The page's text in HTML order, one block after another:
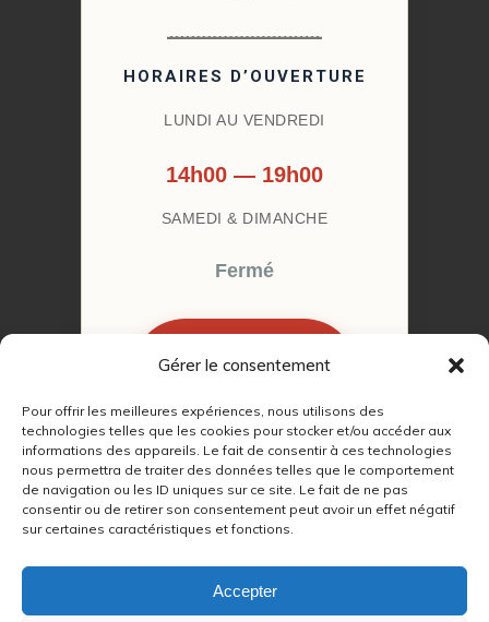
Gérer le consentement
Pour offrir les meilleures expériences, nous utilisons des
technologies telles que les cookies pour stocker et/ou accéder aux
informations des appareils. Le fait de consentir à ces technologies
nous permettra de traiter des données telles que le comportement
de navigation ou les ID uniques sur ce site. Le fait de ne pas
consentir ou de retirer son consentement peut avoir un effet négatif
sur certaines caractéristiques et fonctions.
Accepter
HORAIRES D’OUVERTURE
LUNDI AU VENDREDI
14h00 — 19h00
SAMEDI & DIMANCHE
Fermé
RENDEZ-VOUS
© 2022 – 2026Autour du Feu 77
RGPD